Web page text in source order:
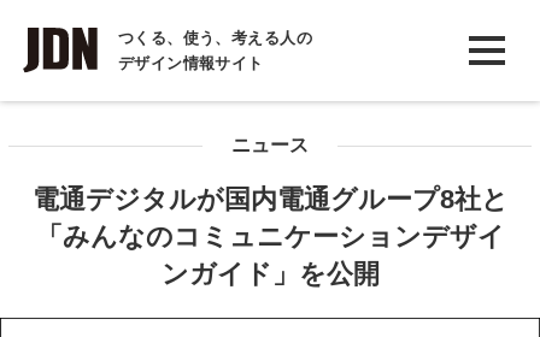
つくる、使う、考える人の
デザイン情報サイト
INTERVIEW
インタビュー
COLUMN
ニュース
電通デジタルが国内電通グループ8社と
「みんなのコミュニケーションデザイ
ンガイド」を公開